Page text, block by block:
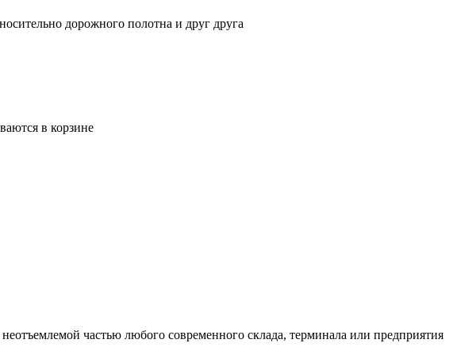
дорожного полотна и друг друга
в корзине
частью любого современного склада, терминала или предприятия